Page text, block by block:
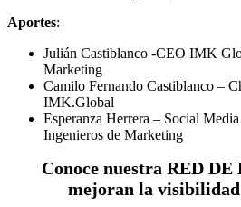
Aportes:
Julián Castiblanco -CEO IMK
Marketing
Camilo Fernando Castiblanco –
IMK.Global
Esperanza Herrera – Social
Ingenieros de Marketing
Conoce nuestra RED DE
mejoran la